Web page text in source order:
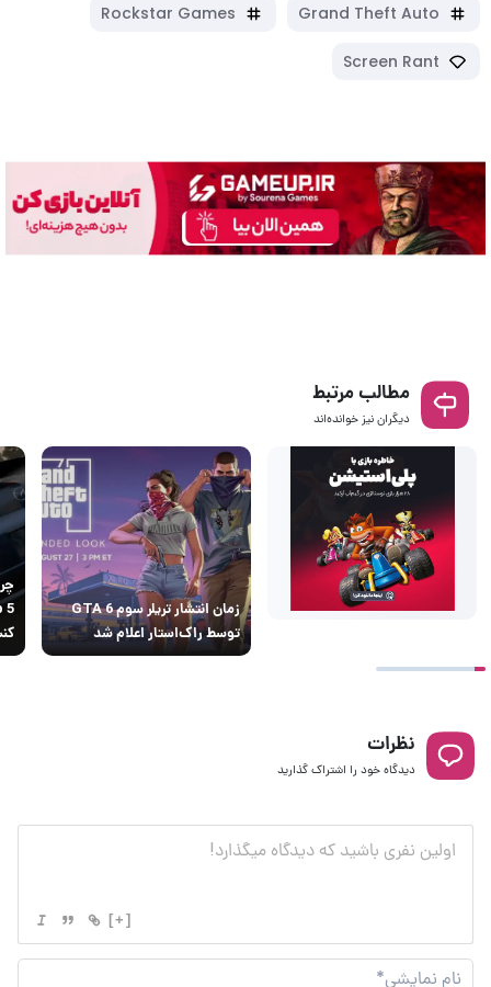
Grand Theft Auto
Rockstar Games
Screen Rant
مطالب مرتبط
دیگران نیز خوانده‌اند
زمان انتشار تریلر سوم GTA 6
توسط راک‌استار اعلام شد
نظرات
دیدگاه خود را اشتراک گذارید
[+]
نام